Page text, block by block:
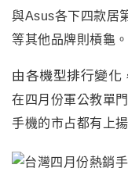
與Asus各下四款居
等其他品牌則槓龜。
由各機型排行變化
在四月份軍公教單
手機的市占都有上